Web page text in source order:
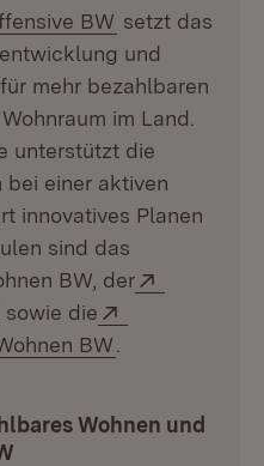
BW (Öffnet in
setzt das
und
mehr bezahlbaren
im Land.
unterstützt die
bei einer aktiven
innovatives Planen
sind das
BW, der
(Öffnet in neuem Fenster)
sowie die
BW
Wohnen und